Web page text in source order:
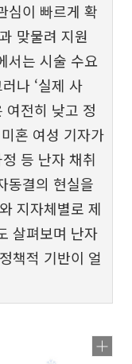
심이 빠르게 확
맞물려 지원
서는 시술 수요
나 ‘실제 사
여전히 낮고 정
혼 여성 기자가
등 난자 채취
동결의 현실을
지자체별로 제
살펴보며 난자
책적 기반이 얼